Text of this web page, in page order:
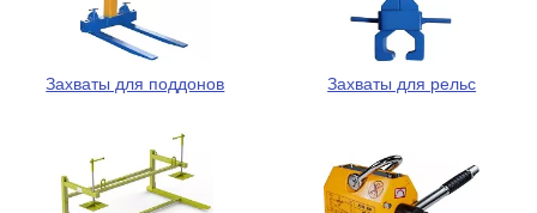
Захваты для поддонов Захваты для рельс